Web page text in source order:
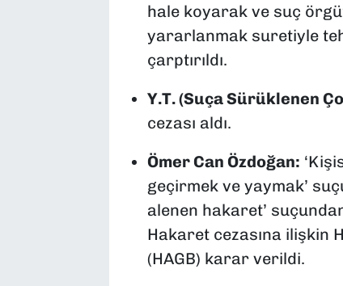
hale koyarak ve suç
yararlanmak suretiyle
çarptırıldı.
Y.T. (Suça Sürüklenen
cezası aldı.
Ömer Can Özdoğan:
geçirmek ve yaymak’
alenen hakaret’
Hakaret cezasına ilişkin
(HAGB) karar verildi.